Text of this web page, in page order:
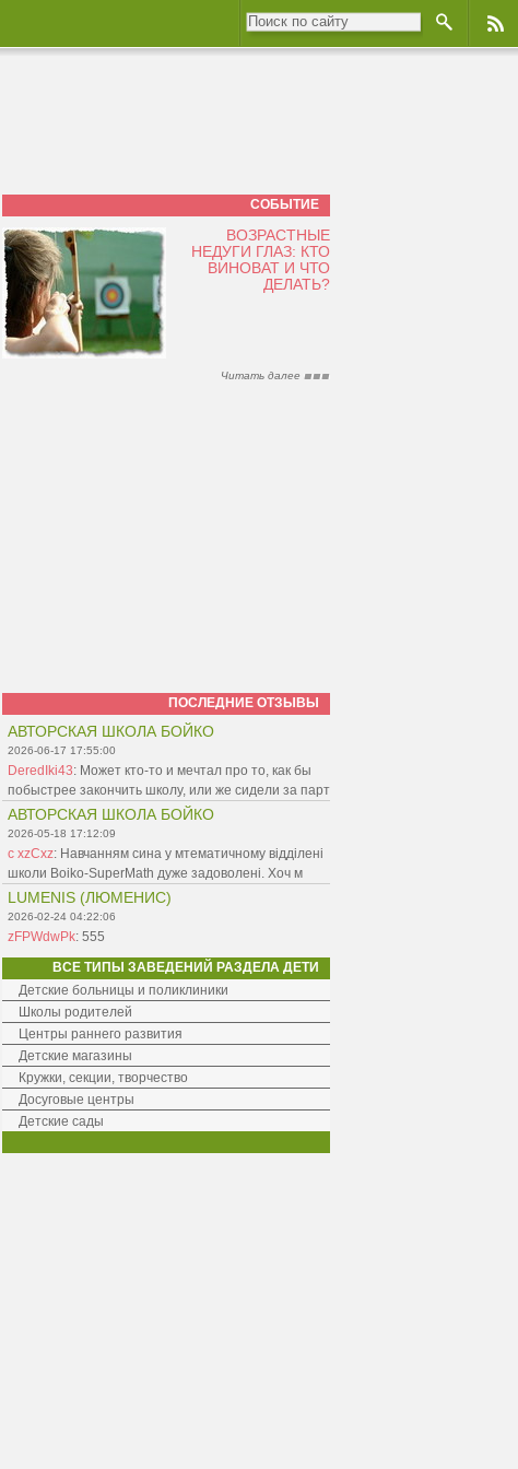
СОБЫТИЕ
ВОЗРАСТНЫЕ
НЕДУГИ ГЛАЗ: КТО
ВИНОВАТ И ЧТО
ДЕЛАТЬ?
Читать далее
ПОСЛЕДНИЕ ОТЗЫВЫ
АВТОРСКАЯ ШКОЛА БОЙКО
2026-06-17 17:55:00
DeredIki43: Может кто-то и мечтал про то, как бы
побыстрее закончить школу, или же сидели за парт
АВТОРСКАЯ ШКОЛА БОЙКО
2026-05-18 17:12:09
c xzCxz: Навчанням сина у мтематичному відділені
школи Boiko-SuperMath дуже задоволені. Хоч м
LUMENIS (ЛЮМЕНИС)
2026-02-24 04:22:06
zFPWdwPk: 555
ВСЕ ТИПЫ ЗАВЕДЕНИЙ РАЗДЕЛА ДЕТИ
Детские больницы и поликлиники
Школы родителей
Центры раннего развития
Детские магазины
Кружки, секции, творчество
Досуговые центры
Детские сады